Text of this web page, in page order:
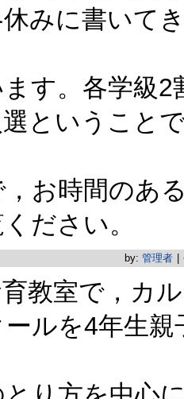
みに書いて
す。各学級2
ということ
お時間のあ
ださい。
by: 管理者
教室で，カ
ルを4年生親